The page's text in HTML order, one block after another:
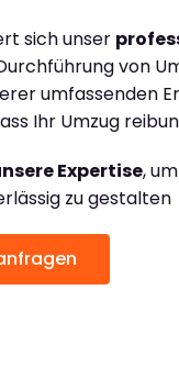
sich unser
von
umfassenden
Ihr Umzug
Expertise,
zu gestalten